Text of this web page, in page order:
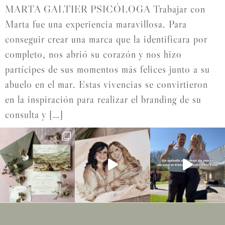
MARTA GALTIER PSICÓLOGA Trabajar con
Marta fue una experiencia maravillosa. Para
conseguir crear una marca que la identificara por
completo, nos abrió su corazón y nos hizo
partícipes de sus momentos más felices junto a su
abuelo en el mar. Estas vivencias se convirtieron
en la inspiración para realizar el branding de su
consulta y […]